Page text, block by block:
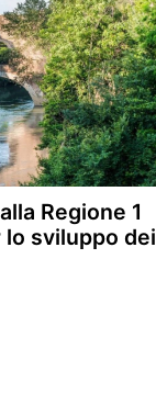
Regione 1
sviluppo dei